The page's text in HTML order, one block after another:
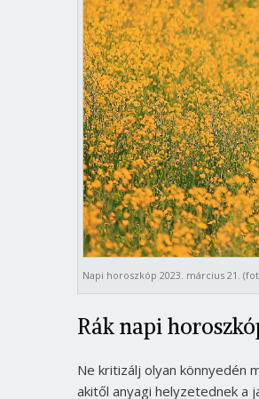
Napi horoszkóp 2023. március 21.
Rák napi
Ne kritizálj olyan könnyedén
akitől anyagi helyzetednek a